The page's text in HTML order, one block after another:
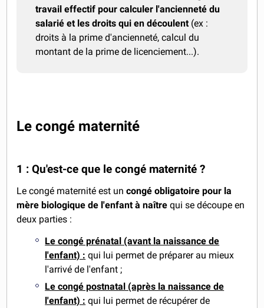
travail effectif pour calculer l'ancienneté du
salarié et les droits qui en découlent(ex :
droits à la prime d'ancienneté, calcul du
montant de la prime de licenciement...).
Le congé maternité
1 : Qu'est-ce que le congé maternité ?
Le congé maternité est uncongé obligatoire pour la
mère biologique de l'enfant à naître qui se découpe en
deux parties :
Le congé prénatal (avant la naissance de
l'enfant) : qui lui permet de préparer au mieux
l'arrivé de l'enfant ;
Le congé postnatal (après la naissance de
l'enfant) : qui lui permet de récupérer de